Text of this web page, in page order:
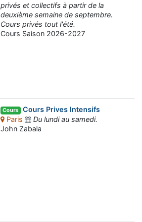
privés et collectifs à partir de la
deuxième semaine de septembre.
Cours privés tout l'été.
Cours Saison 2026-2027
Cours Cours Prives Intensifs
Paris
Du lundi au samedi.
John Zabala